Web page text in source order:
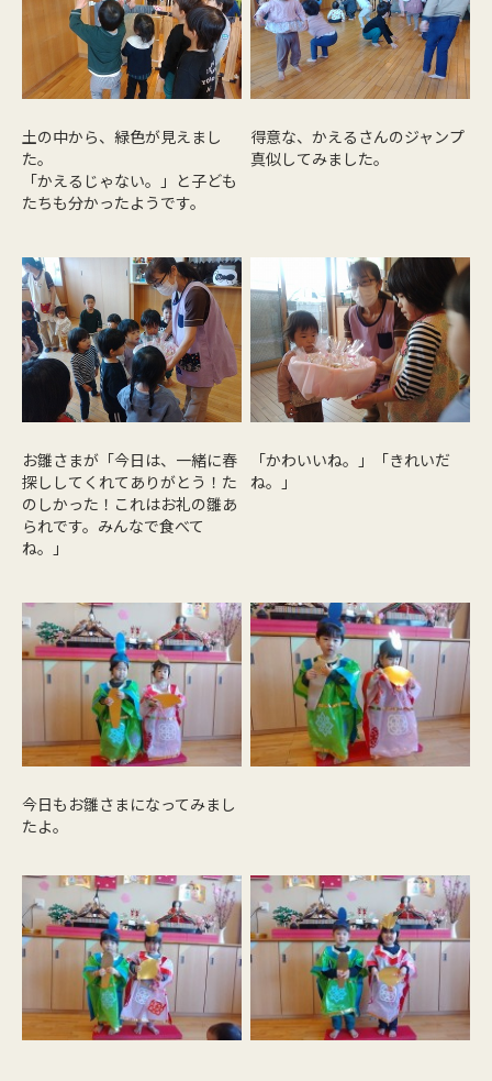
土の中から、緑色が見えまし
た。
「かえるじゃない。」と子ども
たちも分かったようです。
得意な、かえるさんのジャンプ
真似してみました。
お雛さまが「今日は、一緒に春
探ししてくれてありがとう！た
のしかった！これはお礼の雛あ
られです。みんなで食べて
ね。」
「かわいいね。」「きれいだ
ね。」
今日もお雛さまになってみまし
たよ。